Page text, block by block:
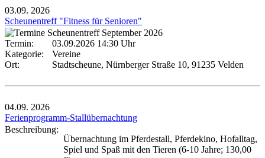
03.09. 2026
Scheunentreff "Fitness für Senioren"
Termin:
03.09.2026 14:30 Uhr
Kategorie:
Vereine
Ort:
Stadtscheune, Nürnberger Straße 10, 91235 Velden
04.09. 2026
Ferienprogramm-Stallübernachtung
Beschreibung:
Übernachtung im Pferdestall, Pferdekino, Hofalltag,
Spiel und Spaß mit den Tieren (6-10 Jahre; 130,00